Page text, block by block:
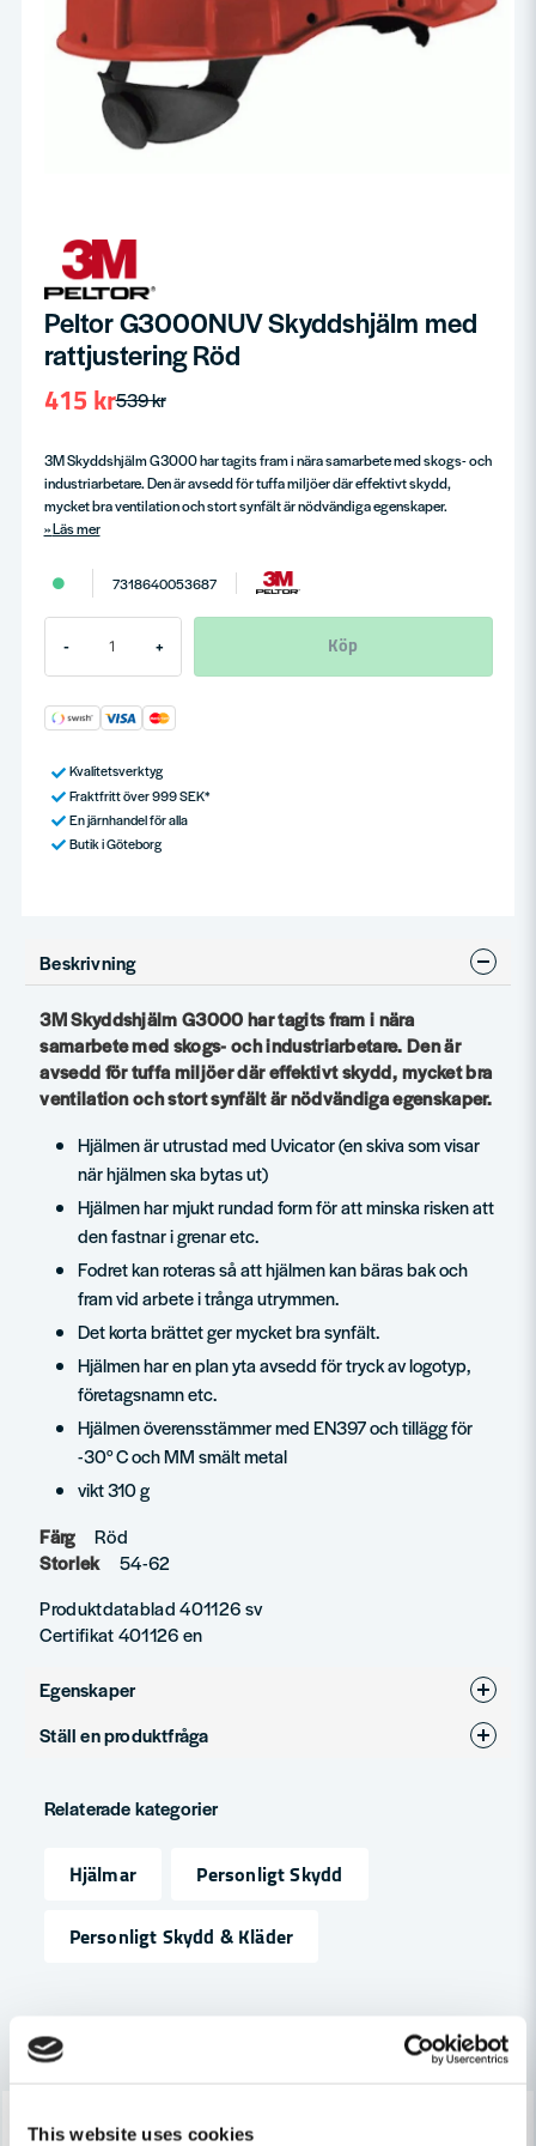
This website uses cookies
Peltor G3000NUV Skyddshjälm med
rattjustering Röd
539 kr
415 kr
3M Skyddshjälm G3000 har tagits fram i nära samarbete med skogs- och
industriarbetare. Den är avsedd för tuffa miljöer där effektivt skydd,
mycket bra ventilation och stort synfält är nödvändiga egenskaper.
Läs mer
7318640053687
- + Köp
Kvalitetsverktyg
Fraktfritt över 999 SEK*
En järnhandel för alla
Butik i Göteborg
Beskrivning
3M Skyddshjälm G3000 har tagits fram i nära
samarbete med skogs- och industriarbetare. Den är
avsedd för tuffa miljöer där effektivt skydd, mycket bra
ventilation och stort synfält är nödvändiga egenskaper.
Hjälmen är utrustad med Uvicator (en skiva som visar
när hjälmen ska bytas ut)
Hjälmen har mjukt rundad form för att minska risken att
den fastnar i grenar etc.
Fodret kan roteras så att hjälmen kan bäras bak och
fram vid arbete i trånga utrymmen.
Det korta brättet ger mycket bra synfält.
Hjälmen har en plan yta avsedd för tryck av logotyp,
företagsnamn etc.
Hjälmen överensstämmer med EN397 och tillägg för
-30° C och MM smält metal
vikt 310 g
Färg
Röd
Storlek
54-62
Produktdatablad 401126 sv
Certifikat 401126 en
Egenskaper
Produkttyp Skyddshjälm, Sågklinga
Ställ en produktfråga
Fråga oss något om denna produkten...
Namn
email
Mejladress
Ja, ni får publicera min fråga
Relaterade kategorier
Hjälmar
Personligt Skydd
Personligt Skydd & Kläder
Andra produkter i kategorin